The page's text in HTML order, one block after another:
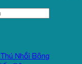
Nhồi Bông